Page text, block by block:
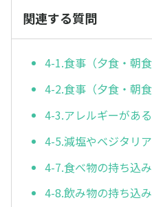
関連する質問
4-1.食事（夕食・朝
4-2.食事（夕食・朝
4-3.アレルギーがあ
4-5.減塩やベジタリ
4-7.食べ物の持ち込
4-8.飲み物の持ち込